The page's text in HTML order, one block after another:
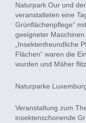
Naturpark Our und
veranstalteten eine
Grünflächenpflege“
geeigneter
„Insektenfreundliche
Flächen“ waren die
wurden und Mäher
Naturparke
Veranstaltung zum
insektenschonende